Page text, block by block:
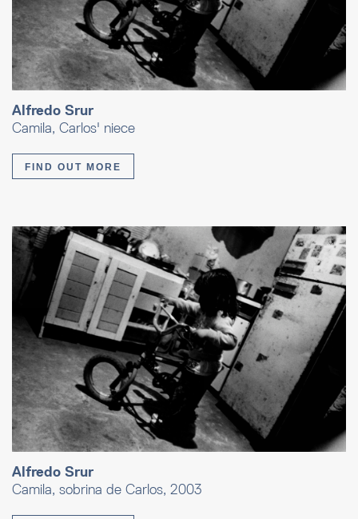
Alfredo Srur
Camila, Carlos' niece
FIND OUT MORE
Alfredo Srur
Camila, sobrina de Carlos, 2003